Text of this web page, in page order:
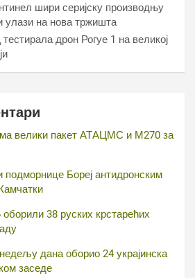
шири серијску производњу
улази на нова тржишта
дрон Рогуе 1 на великој
велики пакет АТАЦМС и М270 за
подморнице Бореј антидронским
оборили 38 руских крстарећих
дана оборио 24 украјинска
заседе